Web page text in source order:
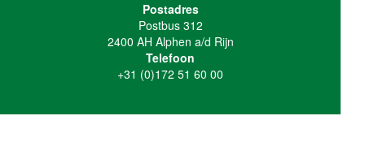
Postadres
Postbus 312
2400 AH Alphen a/d Rijn
Telefoon
+31 (0)172 51 60 00